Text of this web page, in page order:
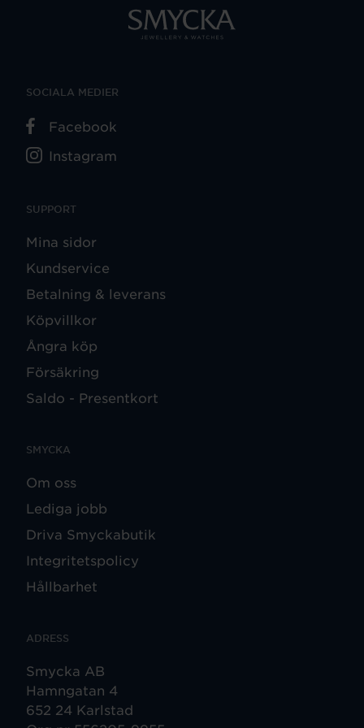
SUPPORT
Mina sidor
Kundservice
Betalning & leverans
Köpvillkor
Ångra köp
Försäkring
Saldo - Presentkort
SMYCKA
Om oss
Lediga jobb
Driva Smyckabutik
Integritetspolicy
Hållbarhet
ADRESS
Smycka AB
Hamngatan 4
652 24 Karlstad
SOCIALA MEDIER
Facebook
Instagram